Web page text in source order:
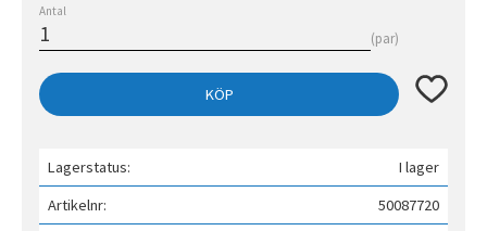
Antal
par
KÖP Lägg till
Lagerstatus
I lager
Artikelnr
50087720